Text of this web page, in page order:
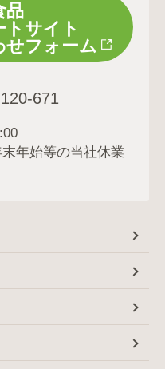
品
トサイト
せフォーム
671
年始等の当社休業